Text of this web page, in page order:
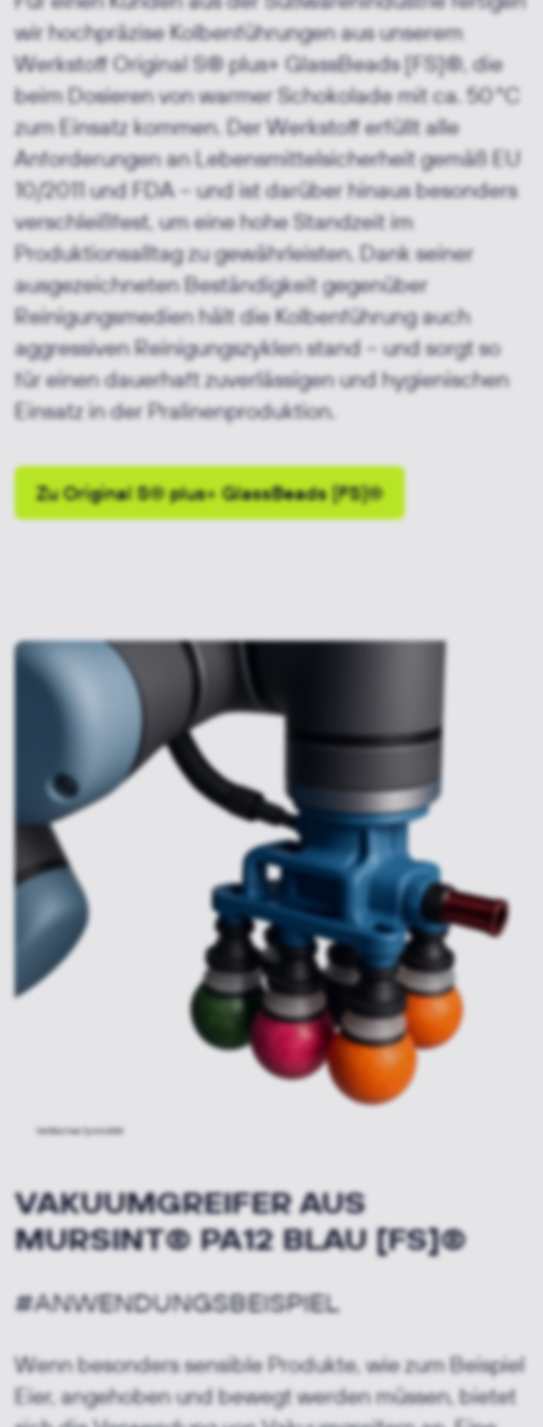
wir hochpräzise Kolbenführungen aus unserem
Werkstoff Original S® plus+ GlassBeads [FS]®, die
beim Dosieren von warmer Schokolade mit ca. 50 °C
zum Einsatz kommen. Der Werkstoff erfüllt alle
Anforderungen an Lebensmittelsicherheit gemäß EU
10/2011 und FDA – und ist darüber hinaus besonders
verschleißfest, um eine hohe Standzeit im
Produktionsalltag zu gewährleisten. Dank seiner
ausgezeichneten Beständigkeit gegenüber
Reinigungsmedien hält die Kolbenführung auch
aggressiven Reinigungszyklen stand – und sorgt so
für einen dauerhaft zuverlässigen und hygienischen
Einsatz in der Pralinenproduktion.
Zu Original S® plus+ GlassBeads [FS]®
VAKUUMGREIFER AUS
MURSINT®PA12 BLAU [FS]®
#ANWENDUNGSBEISPIEL
Wenn besonders sensible Produkte, wie zum Beispiel
Eier, angehoben und bewegt werden müssen, bietet